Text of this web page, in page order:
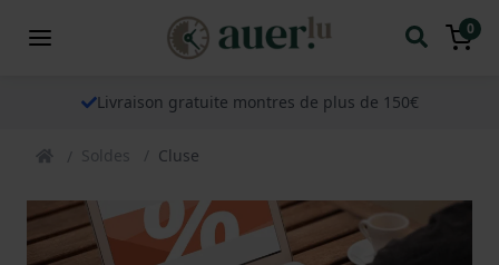
0
Livraison gratuite montres de plus de 150€
Soldes Cluse